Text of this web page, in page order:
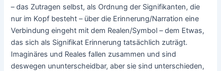
– das Zutragen selbst, als Ordnung der Signifikanten, die
nur im Kopf besteht – über die Erinnerung/Narration eine
Verbindung eingeht mit dem Realen/Symbol – dem Etwas,
das sich als Signifikat Erinnerung tatsächlich zuträgt.
Imaginäres und Reales fallen zusammen und sind
deswegen ununterscheidbar, aber sie sind unterschieden,